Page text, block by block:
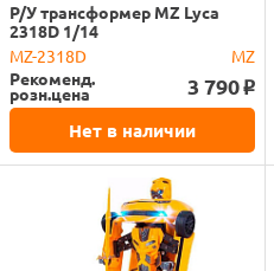
Р/У трансформер MZ Lyca
2318D 1/14
MZ-2318D
MZ
Рекоменд.
розн.цена 3 790 o
Нет в наличии